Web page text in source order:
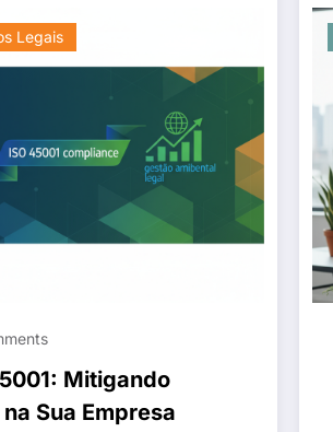
Legais
Mitigando
Sua Empresa